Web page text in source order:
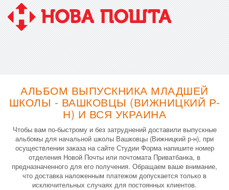
АЛЬБОМ ВЫПУСКНИКА МЛАДШЕЙ
ШКОЛЫ - ВАШКОВЦЫ (ВИЖНИЦКИЙ Р-
Н) И ВСЯ УКРАИНА
Чтобы вам по-быстрому и без затруднений доставили выпускные
альбомы для начальной школы Вашковцы (Вижницкий р-н), при
осуществлении заказа на сайте Студии Форма напишите номер
отделения Новой Почты или почтомата Приватбанка, в
предназначенного для его получения. Обращаем ваше внимание,
что доставка наложенным платежом допускается только в
исключительных случаях для постоянных клиентов.